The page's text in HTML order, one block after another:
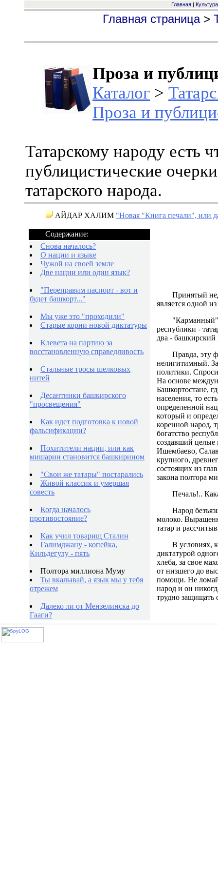
Главная | Культура
Главная страница >
Проза и
Каталог >
Проза и
Татарскому народу есть
публицистические
татарского народа.
АЙДАР ХАЛИМ "Новая "Книга печали", или
Содержание:
Снова началось?
О нации и языке
Чужой на своей земле
Две нации или один язык?
"Переправим паспорт - вот и
будет башкорт..."
Мы уже это "проходили"
Старые корни новой диктатуры
Клевета на партию за
восстановленную справедливость
Стальные тросы шелковых
нитей
Десантники башкирского
"просвещения"
Как идет подготовка к новой
фальсификации?
Похитители нации, или как
мишарин становится башкирином
"Свои же татары" постарались
Живой классик и умершая
совесть
Когда началось
противостояние?
Как учил товарищ Сталин
Галимджану - копейка,
Кильдегулу - пять
Полтора миллиона Муму
Ты вкалывай, а язык мы у тебя
отрежем
Далеко ли от Мензелинска до
Гааги?
Принятый
является одной
"Карманный"
республики -
два - башкирский
Правда, эту
нелигитимный. За
политики.
На основе
Башкортостане,
населения, то
определенной
который и
коренной народ,
богатство
создавший целые
Ишембаево,
крупного,
состоящих из
закона полтора
Печаль!..
Народ
молоко.
татар и
В условиях,
диктатурой
хлеба, за свое
от низшего до
помощи. Не
народ и он
трудно защищать